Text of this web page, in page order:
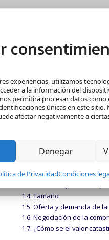
experiencias, utilizamos
a la información del
permitirá procesar datos
únicas en este
afectar negativamente a
Denegar
de PrivacidadCondiciones
30, 2021|Economía,
Cómo calcular el precio de
¿Cuáles son los
Tamaño
Oferta y demanda de la
Negociación de la
¿Cómo se el valor